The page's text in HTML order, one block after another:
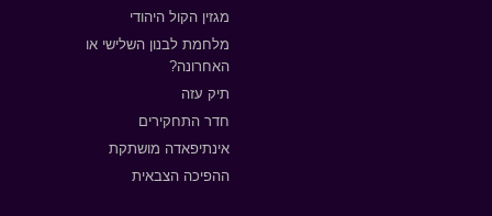
מגזין הקול היהודי
מלחמת לבנון השלישי או
האחרונה?
תיק עזה
חדר התחקירים
אינתיפאדה מושתקת
ההפיכה הצבאית